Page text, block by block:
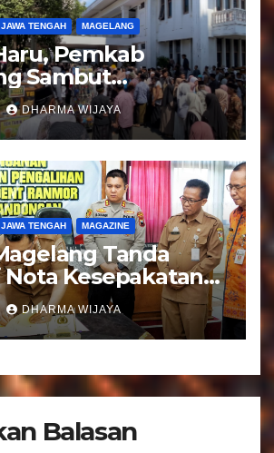
JAWA TENGAH MAGELANG
Pemkab
Sambut
Jemaah Haji
DHARMA WIJAYA
JAWA TENGAH MAGAZINE
Tanda
Nota Kesepakatan
Pelayanan
Di Kecamatan
DHARMA WIJAYA
Balasan